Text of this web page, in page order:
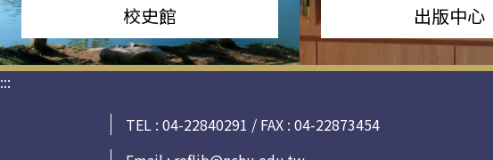
校史館 出版中心
:::
TEL : 04-22840291 / FAX : 04-22873454